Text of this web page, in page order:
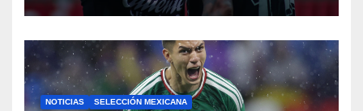
NOTICIAS SELECCIÓN MEXICANA